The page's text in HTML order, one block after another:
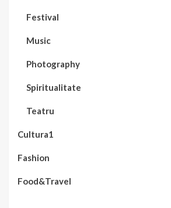
Festival
Music
Photography
Spiritualitate
Teatru
Cultura1
Fashion
Food&Travel